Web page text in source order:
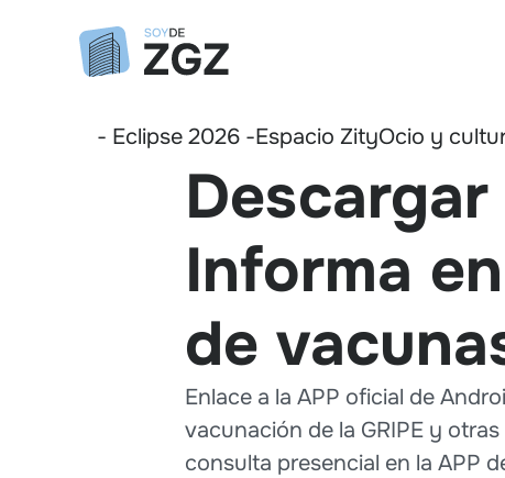
- Eclipse 2026 -Espacio ZityOcio y
Informa
de
Enlace a la APP oficial de
vacunación de la GRIPE y
consulta presencial en la APP